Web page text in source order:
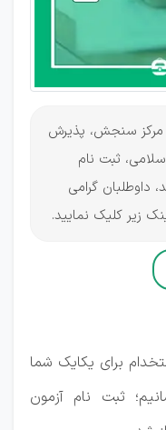
مرکز سنجش، پذیرش
ثبت نام
گرامی
زیر کلیک نمایید.
برای یکایک شما
ثبت نام آزمون